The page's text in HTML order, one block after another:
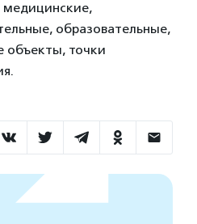
медицинские,
образовательные,
объекты, точки